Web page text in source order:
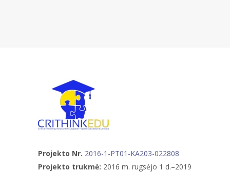
Projekto Nr. 2016-1-PT01-KA203-022808
Projekto trukmė: 2016 m. rugsėjo 1 d.–2019